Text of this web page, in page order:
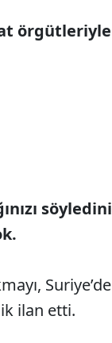
örgütleriyle
ilan etti.